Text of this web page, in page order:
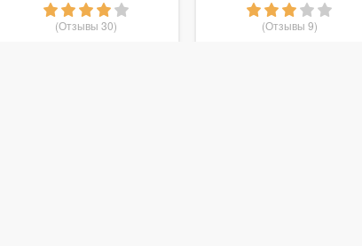
(Отзывы 30) (Отзывы 9)